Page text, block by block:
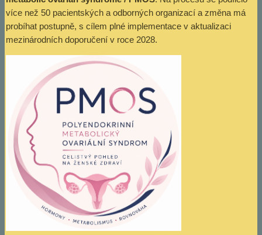
více než 50 pacientských a odborných organizací a změna má
probíhat postupně, s cílem plné implementace v aktualizaci
mezinárodních doporučení v roce 2028.